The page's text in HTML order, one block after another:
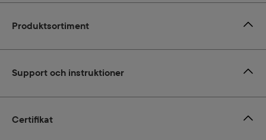
Certifikat
Produktsortiment
Support och instruktioner